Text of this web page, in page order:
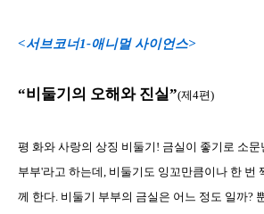
<서브코너1-애니멀 사이언스>
“비둘기의 오해와 진실”(제4편)
평 화와 사랑의 상징 비둘기! 금실이 좋기로 소
부부'라고 하는데, 비둘기도 잉꼬만큼이나 한 번
께 한다. 비둘기 부부의 금실은 어느 정도 일까?